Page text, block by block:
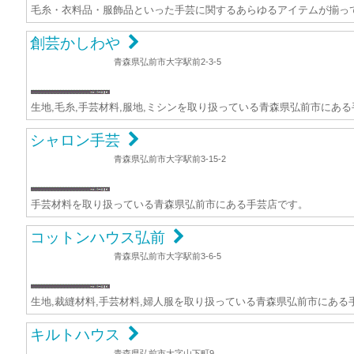
毛糸・衣料品・服飾品といった手芸に関するあらゆるアイテムが揃っ
創芸かしわや
青森県弘前市大字駅前2-3-5
生地,毛糸,手芸材料,服地,ミシンを取り扱っている青森県弘前市にある
シャロン手芸
青森県弘前市大字駅前3-15-2
手芸材料を取り扱っている青森県弘前市にある手芸店です。
コットンハウス弘前
青森県弘前市大字駅前3-6-5
生地,裁縫材料,手芸材料,婦人服を取り扱っている青森県弘前市にある
キルトハウス